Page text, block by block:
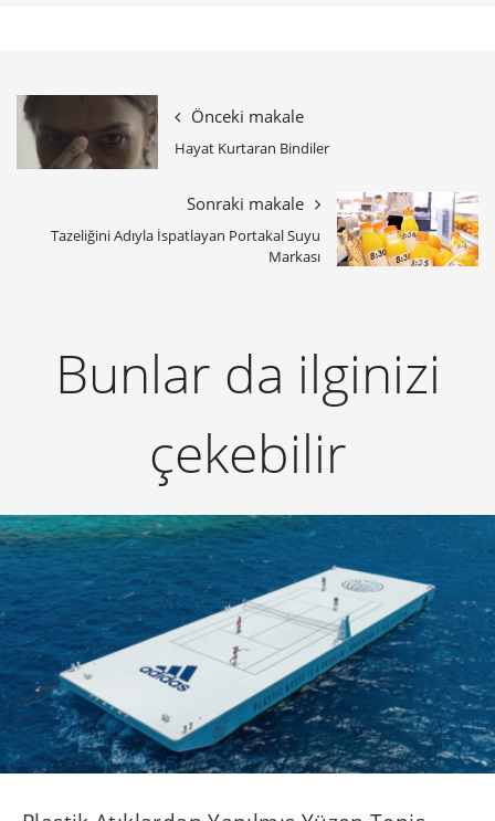
Önceki makale
Hayat Kurtaran Bindiler
Sonraki makale
Tazeliğini Adıyla İspatlayan Portakal Suyu
Markası
Bunlar da ilginizi
çekebilir